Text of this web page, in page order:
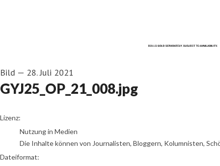
Bild — 28. Juli 2021
GYJ25_OP_21_008.jpg
go to media item
Lizenz:
Nutzung in Medien
Die Inhalte können von Journalisten, Bloggern, Kolumnisten,
Dateiformat: